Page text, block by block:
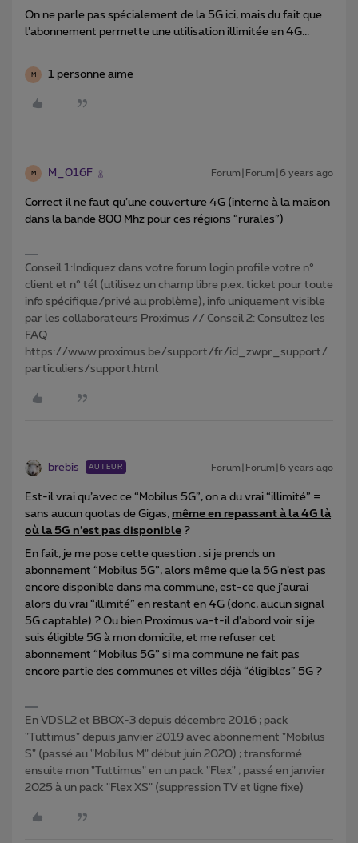
On ne parle pas spécialement de la 5G ici, mais du fait que
l’abonnement permette une utilisation illimitée en 4G...
M 1 personne aime
M M_016F Forum|Forum|6 years ago
Correct il ne faut qu’une couverture 4G (interne à la maison
dans la bande 800 Mhz pour ces régions “rurales”)
Conseil 1:Indiquez dans votre forum login profile votre n°
client et n° tél (utilisez un champ libre p.ex. ticket pour toute
info spécifique/privé au problème), info uniquement visible
par les collaborateurs Proximus // Conseil 2: Consultez les
FAQ
https://www.proximus.be/support/fr/id_zwpr_support/
particuliers/support.html
brebis AUTEUR Forum|Forum|6 years ago
Est-il vrai qu’avec ce “Mobilus 5G”, on a du vrai “illimité” =
sans aucun quotas de Gigas, même en repassant à la 4G là
où la 5G n’est pas disponible ?
En fait, je me pose cette question : si je prends un
abonnement “Mobilus 5G”, alors même que la 5G n’est pas
encore disponible dans ma commune, est-ce que j’aurai
alors du vrai “illimité” en restant en 4G (donc, aucun signal
5G captable) ? Ou bien Proximus va-t-il d’abord voir si je
suis éligible 5G à mon domicile, et me refuser cet
abonnement “Mobilus 5G” si ma commune ne fait pas
encore partie des communes et villes déjà “éligibles” 5G ?
En VDSL2 et BBOX-3 depuis décembre 2016 ; pack
"Tuttimus" depuis janvier 2019 avec abonnement "Mobilus
S" (passé au "Mobilus M" début juin 2020) ; transformé
ensuite mon "Tuttimus" en un pack "Flex" ; passé en janvier
2025 à un pack "Flex XS" (suppression TV et ligne fixe)